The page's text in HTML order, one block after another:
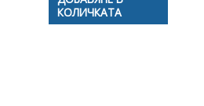
КОЛИЧКАТА